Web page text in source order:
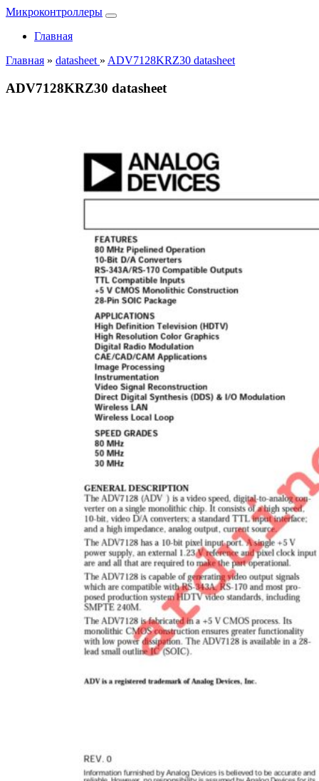
Микроконтроллеры
Главная
Главная » datasheet » ADV7128KRZ30 datasheet
ADV7128KRZ30 datasheet